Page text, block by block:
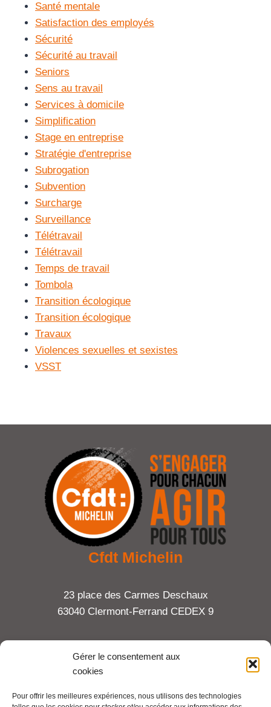
Gérer le consentement aux
cookies
Pour offrir les meilleures expériences, nous utilisons des technologies
Santé mentale
Satisfaction des employés
Sécurité
Sécurité au travail
Seniors
Sens au travail
Services à domicile
Simplification
Stage en entreprise
Stratégie d'entreprise
Subrogation
Subvention
Surcharge
Surveillance
Télétravail
Télétravail
Temps de travail
Tombola
Transition écologique
Transition écologique
Travaux
Violences sexuelles et sexistes
VSST
Cfdt Michelin
23 place des Carmes Deschaux
63040 Clermont-Ferrand CEDEX 9
Tel : 06 65 27 23 81